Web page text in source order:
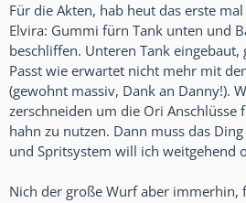
Für die Akten, hab heut das erste
Elvira: Gummi fürn Tank unten und
beschliffen. Unteren Tank eingebaut,
Passt wie erwartet nicht mehr mit
(gewohnt massiv, Dank an Danny!).
zerschneiden um die Ori Anschlüsse
hahn zu nutzen. Dann muss das
und Spritsystem will ich weitgehend
Nich der große Wurf aber immerhin,